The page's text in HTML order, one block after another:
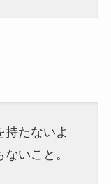
持たないよ
いこと。